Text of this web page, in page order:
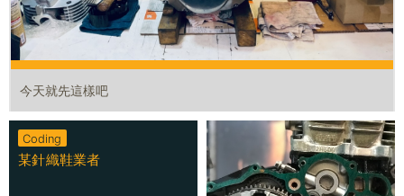
今天就先這樣吧
Coding
某針織鞋業者